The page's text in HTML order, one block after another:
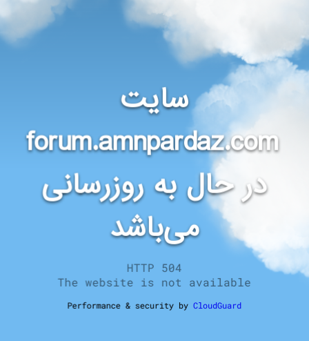
سایت
forum.amnpardaz.com
در حال به روزرسانی
می‌باشد
HTTP 504
The website is not available
Performance & security byCloudGuard